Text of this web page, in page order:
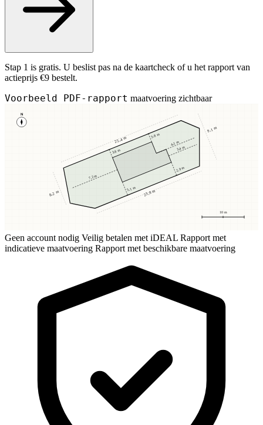
Stap 1 is gratis. U beslist pas na de kaartcheck of u het rapport van
actieprijs €9 bestelt.
Voorbeeld PDF-rapport maatvoering zichtbaar
N
10 m
3,8 m
3,8 m
5,1 m
2,9 m
7,2 m
3,4 m
4,1 m
25,4 m
23,8 m
8,2 m
9,1 m
Geen account nodig Veilig betalen met iDEAL Rapport met
indicatieve maatvoering Rapport met beschikbare maatvoering